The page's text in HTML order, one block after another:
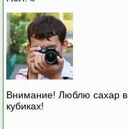
Внимание! Люблю сахар в
кубиках!